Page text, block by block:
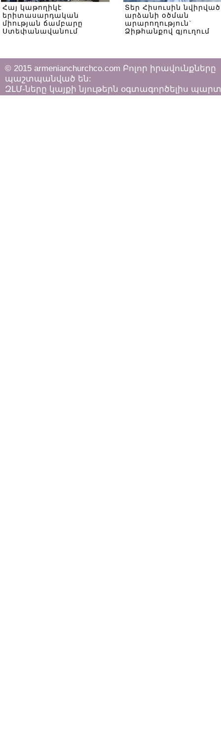
Հայ կաթողիկէ
երիտասարդական
միության ճամբարը
Ստեփանավանում
Տեր Հիսուսին նվիրված
արձանի օծման
արարողություն`
Ձիթհանքով գյուղում
© 2015 armenianchurchco.com Բոլոր իրավունքները
պաշտպանված են:
ԶԼՄ-ները կայքի նյութերն օգտագործելիս